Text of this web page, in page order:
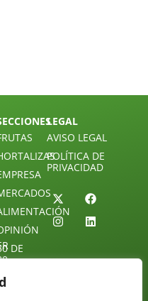
DE
LEGAL
AVISO LEGAL
POLÍTICA DE
PRIVACIDAD